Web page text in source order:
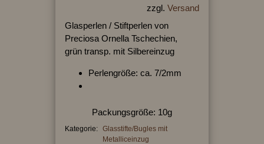
zzgl. Versand
Glasperlen / Stiftperlen von
Preciosa Ornella Tschechien,
grün transp. mit Silbereinzug
Perlengröße: ca. 7/2mm
Packungsgröße: 10g
Kategorie: Glasstifte/Bugles mit
Metalliceinzug